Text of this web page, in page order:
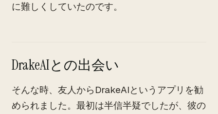
に難しくしていたのです。
DrakeAIとの出会い
そんな時、友人からDrakeAIというアプリを勧
められました。最初は半信半疑でしたが、彼の